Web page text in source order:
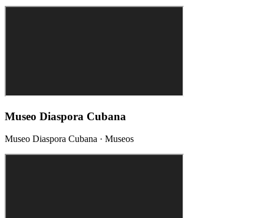
Museo Diaspora Cubana
Museo Diaspora Cubana · Museos